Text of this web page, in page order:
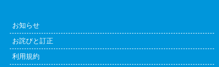
お知らせ
お詫びと訂正
利用規約